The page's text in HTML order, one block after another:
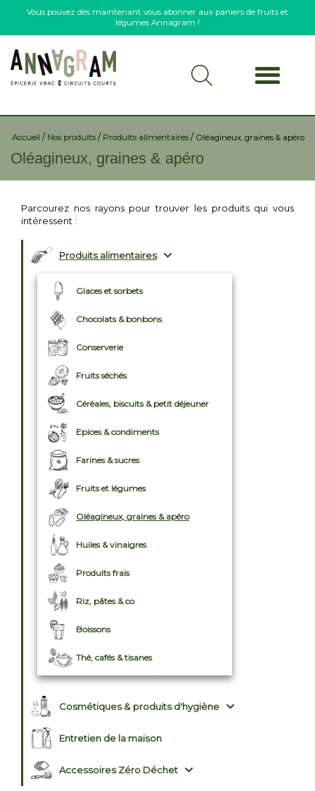
Accueil / Nos produits/ Produits alimentaires/ Oléagineux, graines & apéro
Oléagineux, graines & apéro
Parcourez nos rayons pour trouver les produits qui vous
intéressent :
Produits alimentaires
Glaces et sorbets
Chocolats & bonbons
Conserverie
Fruits séchés
Céréales, biscuits & petit déjeuner
Epices & condiments
Farines & sucres
Fruits et légumes
Oléagineux, graines & apéro
Huiles & vinaigres
Produits frais
Riz, pâtes & co
Boissons
Thé, cafés & tisanes
Cosmétiques & produits d'hygiène
Entretien de la maison
Accessoires Zéro Déchet
Vous pouvez dès maintenant vous abonner aux paniers de fruits et
légumes Annagram !